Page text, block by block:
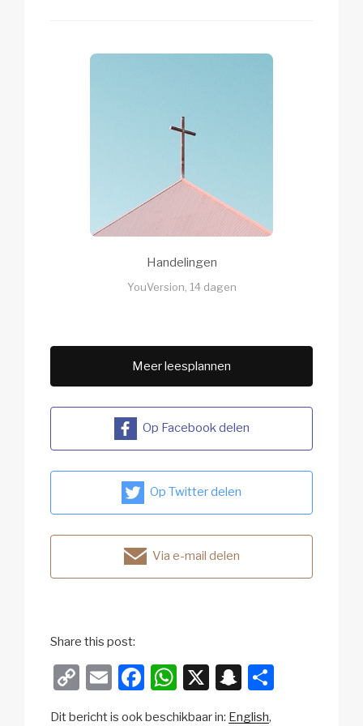
Handelingen
YouVersion, 14 dagen
Meer leesplannen
Op Facebook delen
Op Twitter delen
Via e-mail delen
Share this post:
C
E
F
W X
S
Dit bericht is ook beschikbaar in: English